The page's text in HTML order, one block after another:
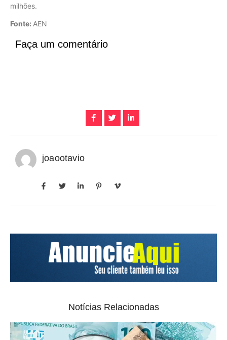
milhões.
Fonte: AEN
Faça um comentário
joaootavio
Notícias Relacionadas